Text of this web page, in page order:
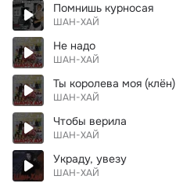
Помнишь курносая
ШАН-ХАЙ
Не надо
ШАН-ХАЙ
Ты королева моя (клён)
ШАН-ХАЙ
Чтобы верила
ШАН-ХАЙ
Украду, увезу
ШАН-ХАЙ